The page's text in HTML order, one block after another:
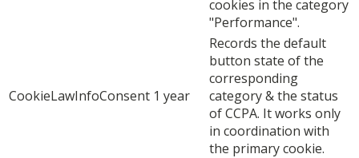
cookies in the category
"Performance".
CookieLawInfoConsent 1 year
Records the default
button state of the
corresponding
category & the status
of CCPA. It works only
in coordination with
the primary cookie.